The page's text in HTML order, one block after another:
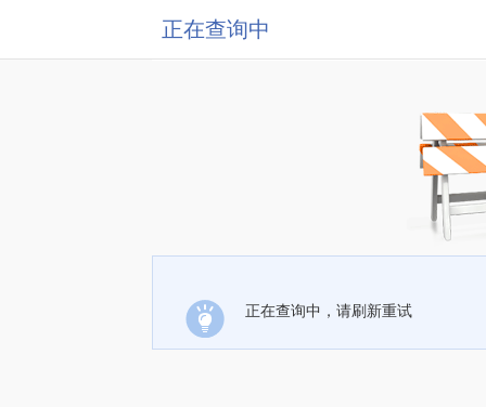
正在查询中
正在查询中，请刷新重试